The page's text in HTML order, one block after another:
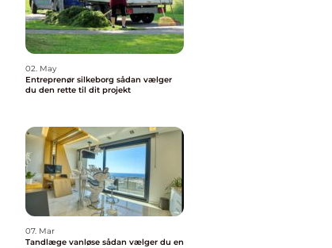
02. May
Entreprenør silkeborg sådan vælger
du den rette til dit projekt
07. Mar
Tandlæge vanløse sådan vælger du en